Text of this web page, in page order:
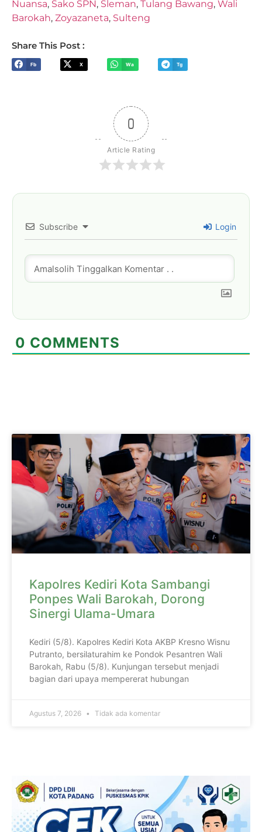
Nuansa, Sako SPN, Sleman, Tulang Bawang, Wali
Barokah, Zoyazaneta, Sulteng
Share This Post :
Fb X Wa Tg
0
Article Rating
Subscribe Login
0 COMMENTS
Kapolres Kediri Kota Sambangi
Ponpes Wali Barokah, Dorong
Sinergi Ulama-Umara
Kediri (5/8). Kapolres Kediri Kota AKBP Kresno Wisnu
Putranto, bersilaturahim ke Pondok Pesantren Wali
Barokah, Rabu (5/8). Kunjungan tersebut menjadi
bagian dari upaya mempererat hubungan
Agustus 7, 2026 Tidak ada komentar